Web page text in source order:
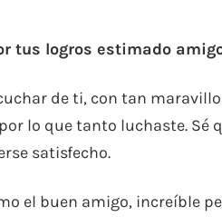
tus logros estimado
de ti, con tan
lo que tanto luchaste. Sé
satisfecho.
el buen amigo, increíble